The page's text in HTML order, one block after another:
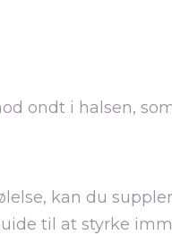
ondt i halsen,
kan du
til at styrke